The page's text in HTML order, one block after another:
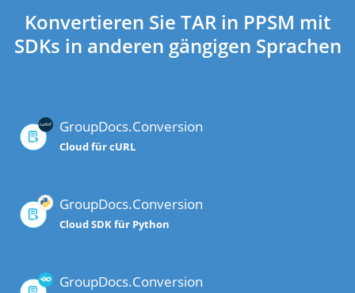
Konvertieren Sie TAR in PPSM mit
SDKs in anderen gängigen Sprachen
GroupDocs.Conversion
Cloud für cURL
GroupDocs.Conversion
Cloud SDK für Python
GroupDocs.Conversion